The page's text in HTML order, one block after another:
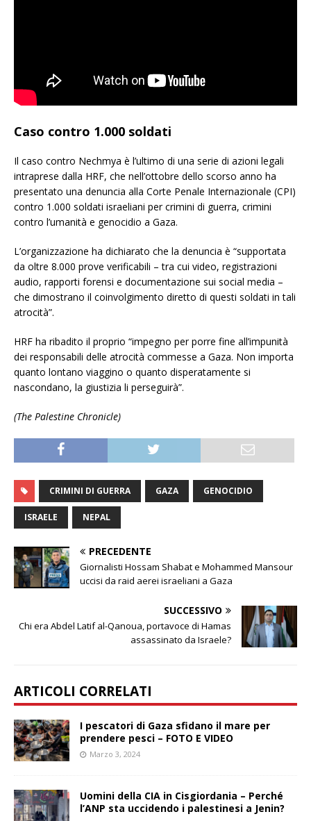
Caso contro 1.000 soldati
Il caso contro Nechmya è l’ultimo di una serie di azioni legali
intraprese dalla HRF, che nell’ottobre dello scorso anno ha
presentato una denuncia alla Corte Penale Internazionale (CPI)
contro 1.000 soldati israeliani per crimini di guerra, crimini
contro l’umanità e genocidio a Gaza.
L’organizzazione ha dichiarato che la denuncia è “supportata
da oltre 8.000 prove verificabili – tra cui video, registrazioni
audio, rapporti forensi e documentazione sui social media –
che dimostrano il coinvolgimento diretto di questi soldati in tali
atrocità”.
HRF ha ribadito il proprio “impegno per porre fine all’impunità
dei responsabili delle atrocità commesse a Gaza. Non importa
quanto lontano viaggino o quanto disperatamente si
nascondano, la giustizia li perseguirà”.
(The Palestine Chronicle)
CRIMINI DI GUERRA GAZA GENOCIDIO
ISRAELE NEPAL
PRECEDENTE
Giornalisti Hossam Shabat e Mohammed Mansour
uccisi da raid aerei israeliani a Gaza
SUCCESSIVO
Chi era Abdel Latif al-Qanoua, portavoce di Hamas
assassinato da Israele?
ARTICOLI CORRELATI
I pescatori di Gaza sfidano il mare per
prendere pesci – FOTO E VIDEO
Marzo 3, 2024
Uomini della CIA in Cisgiordania – Perché
l’ANP sta uccidendo i palestinesi a Jenin?